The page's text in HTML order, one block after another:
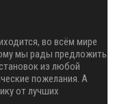
во всём мире
мы рады предложить
из любой
пожелания. А
от лучших